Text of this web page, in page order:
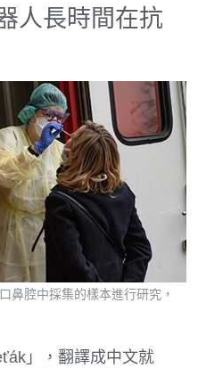
人長時間在抗
」，翻譯成中文就
鼻腔中採集的樣本進行研究，